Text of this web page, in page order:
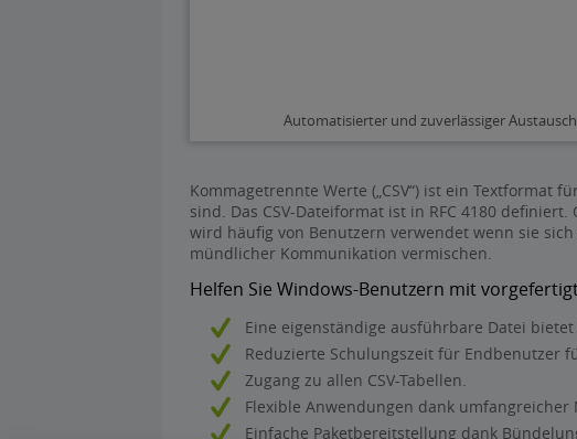
Automatisierter und zuverlässiger
Kommagetrennte Werte („CSV“) ist ein Textformat
sind. Das CSV-Dateiformat ist in RFC 4180
wird häufig von Benutzern verwendet wenn sie
mündlicher Kommunikation vermischen.
Helfen Sie Windows-Benutzern mit
Eine eigenständige ausführbare Datei
Reduzierte Schulungszeit für Endbenutzer
Zugang zu allen CSV-Tabellen.
Flexible Anwendungen dank
Einfache Paketbereitstellung dank